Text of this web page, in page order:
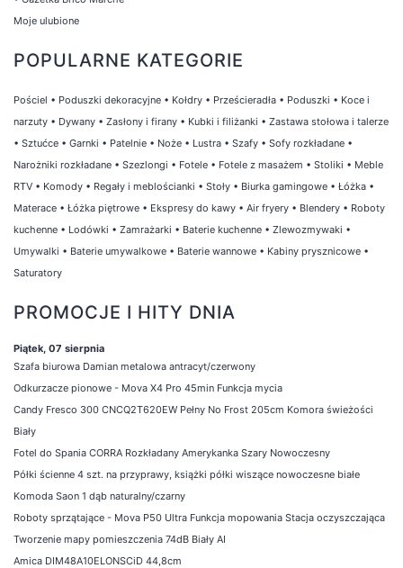
Moje ulubione
POPULARNE KATEGORIE
Pościel • Poduszki dekoracyjne • Kołdry • Prześcieradła • Poduszki • Koce i
narzuty • Dywany • Zasłony i firany • Kubki i filiżanki • Zastawa stołowa i talerze
• Sztućce • Garnki • Patelnie • Noże • Lustra • Szafy • Sofy rozkładane •
Narożniki rozkładane • Szezlongi • Fotele • Fotele z masażem • Stoliki • Meble
RTV • Komody • Regały i meblościanki • Stoły • Biurka gamingowe • Łóżka •
Materace • Łóżka piętrowe • Ekspresy do kawy • Air fryery • Blendery • Roboty
kuchenne • Lodówki • Zamrażarki • Baterie kuchenne • Zlewozmywaki •
Umywalki • Baterie umywalkowe • Baterie wannowe • Kabiny prysznicowe •
Saturatory
PROMOCJE I HITY DNIA
Piątek, 07 sierpnia
Szafa biurowa Damian metalowa antracyt/czerwony
Odkurzacze pionowe - Mova X4 Pro 45min Funkcja mycia
Candy Fresco 300 CNCQ2T620EW Pełny No Frost 205cm Komora świeżości
Biały
Fotel do Spania CORRA Rozkładany Amerykanka Szary Nowoczesny
Półki ścienne 4 szt. na przyprawy, książki półki wiszące nowoczesne białe
Komoda Saon 1 dąb naturalny/czarny
Roboty sprzątające - Mova P50 Ultra Funkcja mopowania Stacja oczyszczająca
Tworzenie mapy pomieszczenia 74dB Biały AI
Amica DIM48A10ELONSCiD 44,8cm